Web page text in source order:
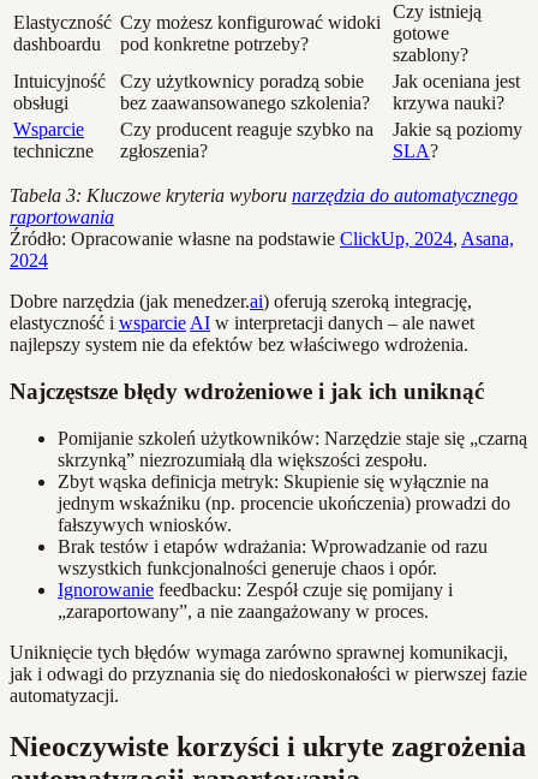
Elastyczność
dashboardu
Czy możesz konfigurować widoki
pod konkretne potrzeby?
Czy istnieją
gotowe
szablony?
Intuicyjność
obsługi
Czy użytkownicy poradzą sobie
bez zaawansowanego szkolenia?
Jak oceniana jest
krzywa nauki?
Wsparcie
techniczne
Czy producent reaguje szybko na
zgłoszenia?
Jakie są poziomy
SLA?
Tabela 3: Kluczowe kryteria wyboru narzędzia do automatycznego
raportowania
Źródło: Opracowanie własne na podstawie ClickUp, 2024, Asana,
2024
Dobre narzędzia (jak menedzer.ai) oferują szeroką integrację,
elastyczność i wsparcieAI w interpretacji danych – ale nawet
najlepszy system nie da efektów bez właściwego wdrożenia.
Najczęstsze błędy wdrożeniowe i jak ich uniknąć
Pomijanie szkoleń użytkowników: Narzędzie staje się „czarną
skrzynką” niezrozumiałą dla większości zespołu.
Zbyt wąska definicja metryk: Skupienie się wyłącznie na
jednym wskaźniku (np. procencie ukończenia) prowadzi do
fałszywych wniosków.
Brak testów i etapów wdrażania: Wprowadzanie od razu
wszystkich funkcjonalności generuje chaos i opór.
Ignorowanie feedbacku: Zespół czuje się pomijany i
„zaraportowany”, a nie zaangażowany w proces.
Uniknięcie tych błędów wymaga zarówno sprawnej komunikacji,
jak i odwagi do przyznania się do niedoskonałości w pierwszej fazie
automatyzacji.
Nieoczywiste korzyści i ukryte zagrożenia